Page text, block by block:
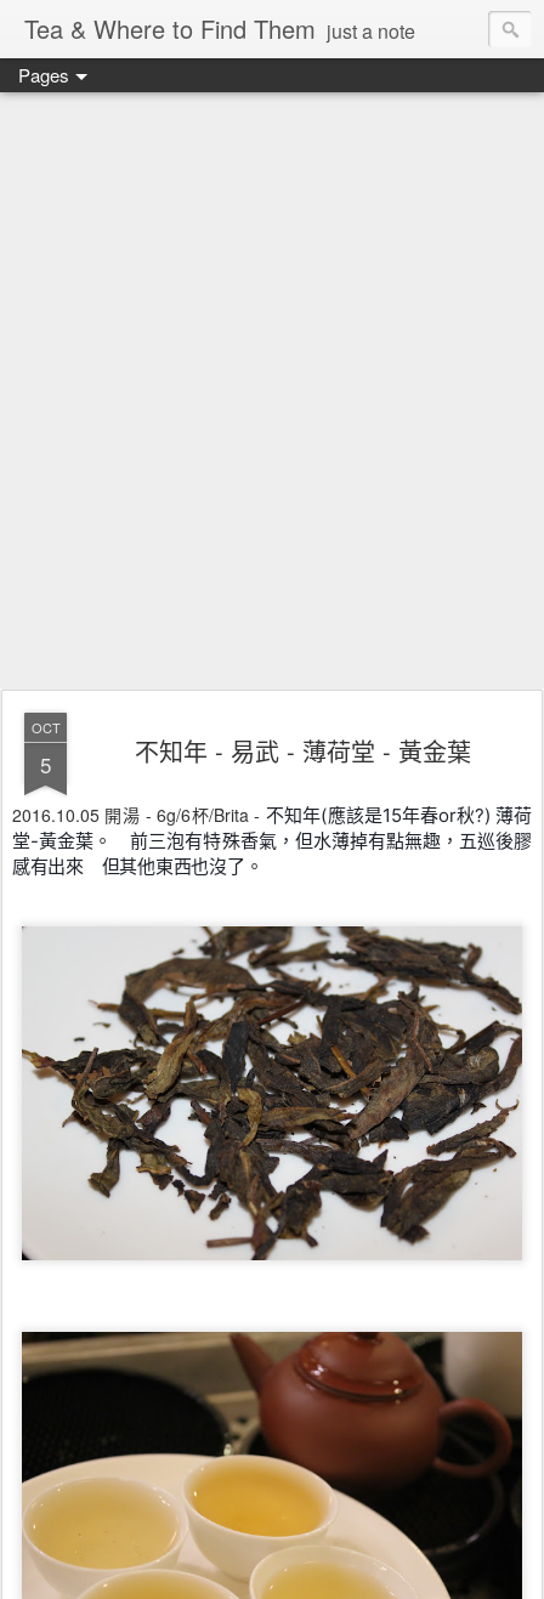
Tea & Where to Find Them just a note
Pages
OCT
5 不知年 - 易武 - 薄荷堂 - 黃金葉
2016.10.05 開湯 - 6g/6杯/Brita - 不知年(應該是15年春or秋?) 薄荷
堂-黃金葉。 前三泡有特殊香氣，但水薄掉有點無趣，五巡後膠
感有出來 但其他東西也沒了。